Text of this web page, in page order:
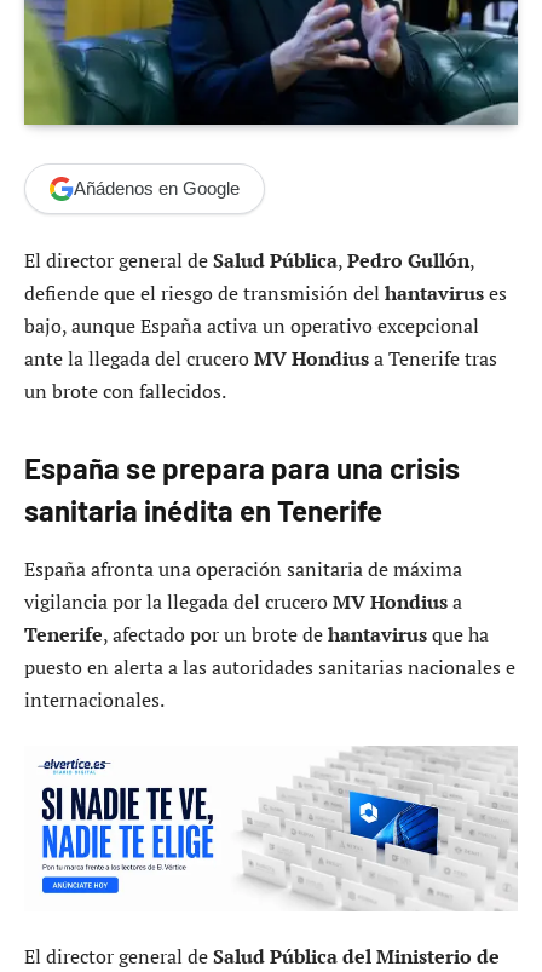
Añádenos en Google
El director general deSalud Pública,Pedro Gullón,
defiende que el riesgo de transmisión del hantaviruses
bajo, aunque España activa un operativo excepcional
ante la llegada del cruceroMV Hondiusa Tenerife tras
un brote con fallecidos.
España se prepara para una crisis
sanitaria inédita en Tenerife
España afronta una operación sanitaria de máxima
vigilancia por la llegada del cruceroMV Hondiusa
Tenerife, afectado por un brote dehantavirusque ha
puesto en alerta a las autoridades sanitarias nacionales e
internacionales.
El director general deSalud Pública del Ministerio de